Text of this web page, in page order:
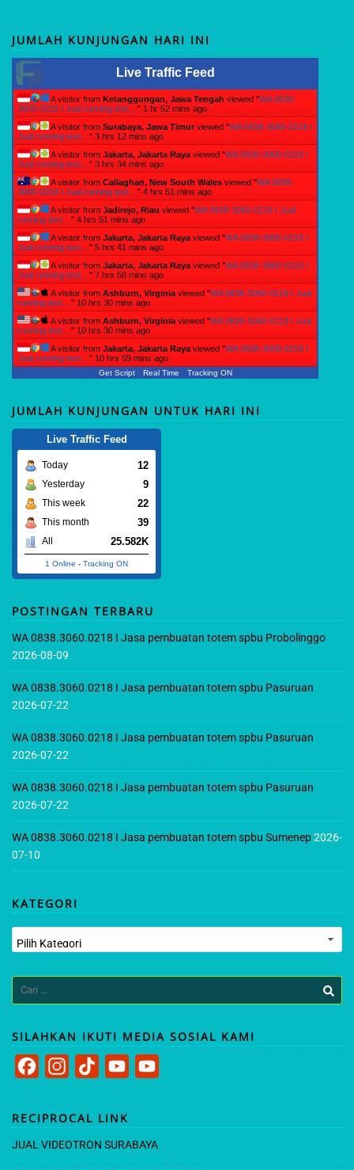
JUMLAH KUNJUNGAN HARI INI
Live Traffic Feed
A visitor from Ketanggungan, Jawa Tengah viewed "WA 0838-
3060-0218 I Jual running text… " 1 hr 52 mins ago
A visitor from Surabaya, Jawa Timurviewed "WA 0838-3060-0218 I
Jual running text… " 3 hrs 12 mins ago
A visitor from Jakarta, Jakarta Raya viewed "WA 0838-3060-0218 I
Jual running text… " 3 hrs 34 mins ago
A visitor from Callaghan, New South Wales viewed "WA 0838-
3060-0218 I Jual running text… " 4 hrs 51 mins ago
A visitor from Jadirejo, Riau viewed "WA 0838-3060-0218 I Jual
running text… " 4 hrs 51 mins ago
A visitor from Jakarta, Jakarta Raya viewed "WA 0838-3060-0218 I
Jual running text… " 5 hrs 41 mins ago
A visitor from Jakarta, Jakarta Raya viewed "WA 0838-3060-0218 I
Jual running text… " 7 hrs 58 mins ago
A visitor from Ashburn, Virginia viewed "WA 0838-3060-0218 I Jual
running text… " 10 hrs 30 mins ago
A visitor from Ashburn, Virginia viewed "WA 0838-3060-0218 I Jual
running text… " 10 hrs 30 mins ago
A visitor from Jakarta, Jakarta Raya viewed "WA 0838-3060-0218 I
Jual running text… " 10 hrs 59 mins ago
Get Script Real Time Tracking ON
JUMLAH KUNJUNGAN UNTUK HARI INI
Live Traffic Feed
Today 12
Yesterday 9
This week 22
This month 39
All 25.582K
1 Online - Tracking ON
POSTINGAN TERBARU
WA 0838.3060.0218 I Jasa pembuatan totem spbu Probolinggo
2026-08-09
WA 0838.3060.0218 I Jasa pembuatan totem spbu Pasuruan
2026-07-22
WA 0838.3060.0218 I Jasa pembuatan totem spbu Pasuruan
2026-07-22
WA 0838.3060.0218 I Jasa pembuatan totem spbu Pasuruan
2026-07-22
WA 0838.3060.0218 I Jasa pembuatan totem spbu Sumenep2026-
07-10
KATEGORI
Kategori
Cari
untuk:
SILAHKAN IKUTI MEDIA SOSIAL KAMI
c
e
b
s
t
a
k
T
o
T
u
u
RECIPROCAL LINK
JUAL VIDEOTRON SURABAYA